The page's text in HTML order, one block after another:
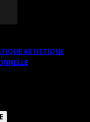
ARTISTIQUE